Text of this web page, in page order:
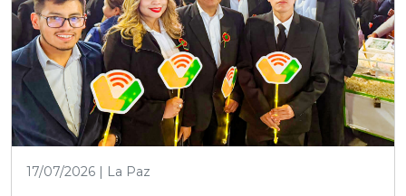
17/07/2026 | La Paz